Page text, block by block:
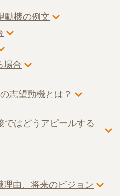
機の例文
場合
志望動機とは？
はどうアピールする
由、将来のビジョン